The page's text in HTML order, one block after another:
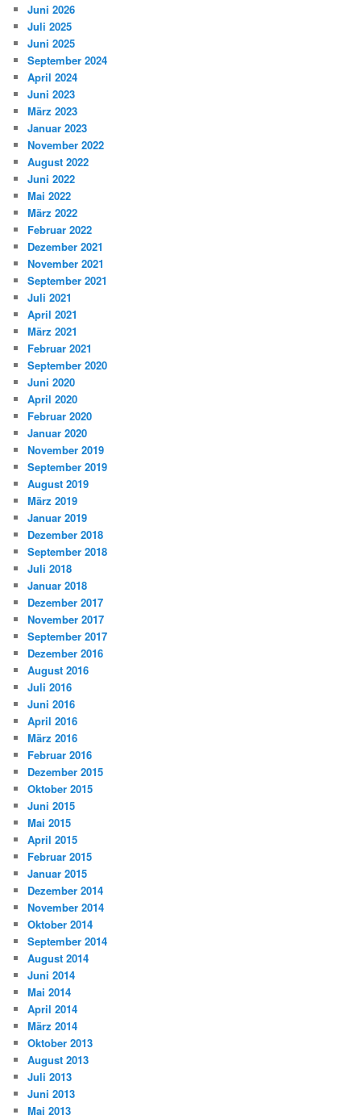
Juni 2026
Juli 2025
Juni 2025
September 2024
April 2024
Juni 2023
März 2023
Januar 2023
November 2022
August 2022
Juni 2022
Mai 2022
März 2022
Februar 2022
Dezember 2021
November 2021
September 2021
Juli 2021
April 2021
März 2021
Februar 2021
September 2020
Juni 2020
April 2020
Februar 2020
Januar 2020
November 2019
September 2019
August 2019
März 2019
Januar 2019
Dezember 2018
September 2018
Juli 2018
Januar 2018
Dezember 2017
November 2017
September 2017
Dezember 2016
August 2016
Juli 2016
Juni 2016
April 2016
März 2016
Februar 2016
Dezember 2015
Oktober 2015
Juni 2015
Mai 2015
April 2015
Februar 2015
Januar 2015
Dezember 2014
November 2014
Oktober 2014
September 2014
August 2014
Juni 2014
Mai 2014
April 2014
März 2014
Oktober 2013
August 2013
Juli 2013
Juni 2013
Mai 2013